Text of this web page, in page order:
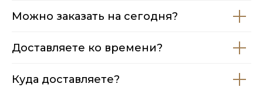
Можно заказать на сегодня?
Доставляете ко времени?
Куда доставляете?